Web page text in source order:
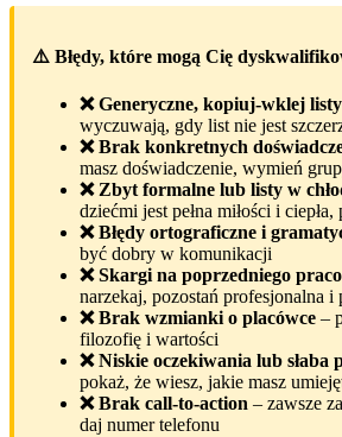
⚠️ Błędy, które mogą Cię
❌ Generyczne, kopiuj-wklej listy
wyczuwają, gdy list nie jest
❌ Brak konkretnych
masz doświadczenie, wymień
❌ Zbyt formalne lub listy w
dziećmi jest pełna miłości i
❌ Błędy ortograficzne i
być dobry w komunikacji
❌ Skargi na poprzedniego
narzekaj, pozostań profesjonalna i
❌ Brak wzmianki o placówce –
filozofię i wartości
❌ Niskie oczekiwania lub słaba
pokaż, że wiesz, jakie masz
❌ Brak call-to-action – zawsze
daj numer telefonu